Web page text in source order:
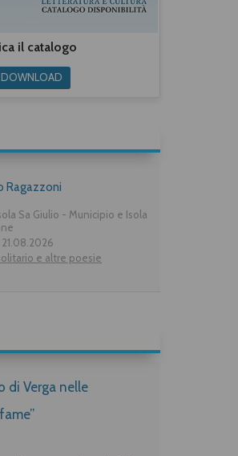
il catalogo
Ragazzoni
Sa Giulio - Municipio e Isola
e altre poesie
di Verga nelle